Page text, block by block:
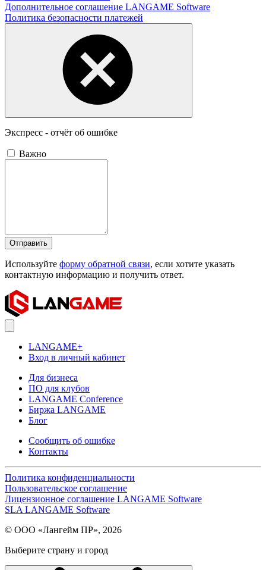
Дополнительное соглашение LANGAME Software
Политика безопасности платежей
Экспресс - отчёт об ошибке
Важно
Отправить
Используйте форму обратной связи, если хотите указать
контактную информацию и получить ответ.
LANGAME+
Вход в личный кабинет
Для бизнеса
ПО для клубов
LANGAME Conference
Биржа LANGAME
Блог
Сообщить об ошибке
Контакты
Политика конфиденциальности
Пользовательское соглашение
Лицензионное соглашение LANGAME Software
SLA LANGAME Software
© ООО «Лангейм ПР», 2026
Выберите страну и город